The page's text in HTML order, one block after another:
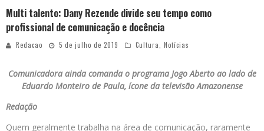
Multi talento: Dany Rezende divide seu tempo como
profissional de comunicação e docência
Redacao 5 de julho de 2019 Cultura, Notícias
Comunicadora ainda comanda o programa Jogo Aberto ao lado de
Eduardo Monteiro de Paula, ícone da televisão Amazonense
Redação
Quem geralmente trabalha na área de comunicação, raramente